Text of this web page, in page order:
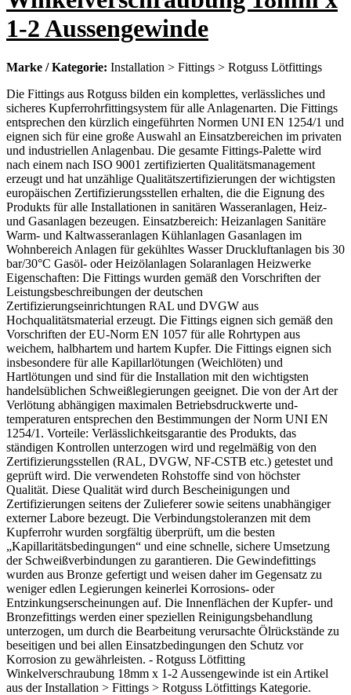
1-2 Aussengewinde
Marke / Kategorie: Installation > Fittings > Rotguss Lötfittings
Die Fittings aus Rotguss bilden ein komplettes, verlässliches und
sicheres Kupferrohrfittingsystem für alle Anlagenarten. Die Fittings
entsprechen den kürzlich eingeführten Normen UNI EN 1254/1 und
eignen sich für eine große Auswahl an Einsatzbereichen im privaten
und industriellen Anlagenbau. Die gesamte Fittings-Palette wird
nach einem nach ISO 9001 zertifizierten Qualitätsmanagement
erzeugt und hat unzählige Qualitätszertifizierungen der wichtigsten
europäischen Zertifizierungsstellen erhalten, die die Eignung des
Produkts für alle Installationen in sanitären Wasseranlagen, Heiz-
und Gasanlagen bezeugen. Einsatzbereich: Heizanlagen Sanitäre
Warm- und Kaltwasseranlagen Kühlanlagen Gasanlagen im
Wohnbereich Anlagen für gekühltes Wasser Druckluftanlagen bis 30
bar/30°C Gasöl- oder Heizölanlagen Solaranlagen Heizwerke
Eigenschaften: Die Fittings wurden gemäß den Vorschriften der
Leistungsbeschreibungen der deutschen
Zertifizierungseinrichtungen RAL und DVGW aus
Hochqualitätsmaterial erzeugt. Die Fittings eignen sich gemäß den
Vorschriften der EU-Norm EN 1057 für alle Rohrtypen aus
weichem, halbhartem und hartem Kupfer. Die Fittings eignen sich
insbesondere für alle Kapillarlötungen (Weichlöten) und
Hartlötungen und sind für die Installation mit den wichtigsten
handelsüblichen Schweißlegierungen geeignet. Die von der Art der
Verlötung abhängigen maximalen Betriebsdruckwerte und-
temperaturen entsprechen den Bestimmungen der Norm UNI EN
1254/1. Vorteile: Verlässlichkeitsgarantie des Produkts, das
ständigen Kontrollen unterzogen wird und regelmäßig von den
Zertifizierungsstellen (RAL, DVGW, NF-CSTB etc.) getestet und
geprüft wird. Die verwendeten Rohstoffe sind von höchster
Qualität. Diese Qualität wird durch Bescheinigungen und
Zertifizierungen seitens der Zulieferer sowie seitens unabhängiger
externer Labore bezeugt. Die Verbindungstoleranzen mit dem
Kupferrohr wurden sorgfältig überprüft, um die besten
„Kapillaritätsbedingungen“ und eine schnelle, sichere Umsetzung
der Schweißverbindungen zu garantieren. Die Gewindefittings
wurden aus Bronze gefertigt und weisen daher im Gegensatz zu
weniger edlen Legierungen keinerlei Korrosions- oder
Entzinkungserscheinungen auf. Die Innenflächen der Kupfer- und
Bronzefittings werden einer speziellen Reinigungsbehandlung
unterzogen, um durch die Bearbeitung verursachte Ölrückstände zu
beseitigen und bei allen Einsatzbedingungen den Schutz vor
Korrosion zu gewährleisten. - Rotguss Lötfitting
Winkelverschraubung 18mm x 1-2 Aussengewinde ist ein Artikel
aus der Installation > Fittings > Rotguss Lötfittings Kategorie.